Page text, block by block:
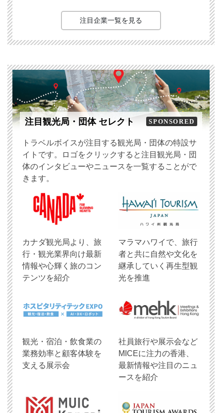
注目企業一覧を見る
注目観光局・団体 セレクト SPONSORED
トラベルボイスが注目する観光局・団体の特設サ
イトです。ロゴをクリックすると注目観光局・団
体のインタビューやニュースを一覧することがで
きます。
​カナダ観光局より、旅
行・観光業界向け最新
情報や心輝く旅のコン
テンツを紹介
マラマハワイで、旅行
者と共に自然や文化を
継承していく再生型観
光を推進
観光・宿泊・飲食業の
業務効率と顧客体験を
支える展示会
社員旅行や展示会など
MICEに注力の香港、
最新情報や注目のニュ
ースを紹介